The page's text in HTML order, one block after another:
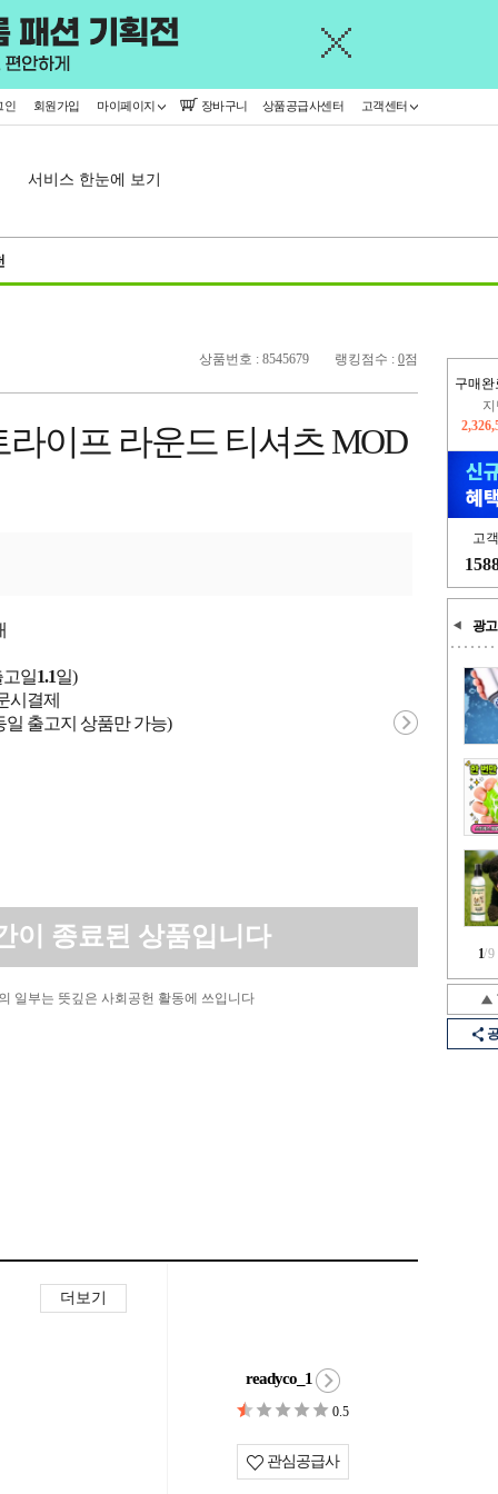
인 회원가입 마이페이지 장바구니 상품공급사센터 고객센터
서비스 한눈에 보기
구매완
고
광고
1/9
상품번호 : 8545679 랭킹점수 : 0점
이프 라운드 티셔츠 MOD
일1.1일)
시결제
일 출고지 상품만 가능)
이 종료된 상품입니다
일부는 뜻깊은 사회공헌 활동에 쓰입니다
더보기
readyco_1
0.5
관심공급사